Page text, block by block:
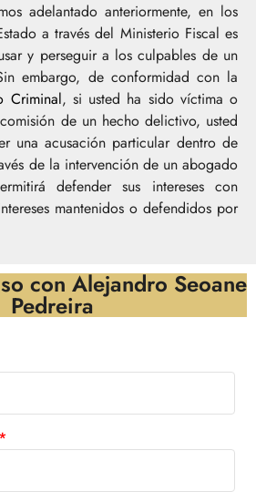
adelantado anteriormente, en los
a través del Ministerio Fiscal es
y perseguir a los culpables de un
embargo, de conformidad con la
Criminal, si usted ha sido víctima o
de un hecho delictivo, usted
una acusación particular dentro de
de la intervención de un abogado
defender sus intereses con
mantenidos o defendidos por
con Alejandro Seoane
Pedreira